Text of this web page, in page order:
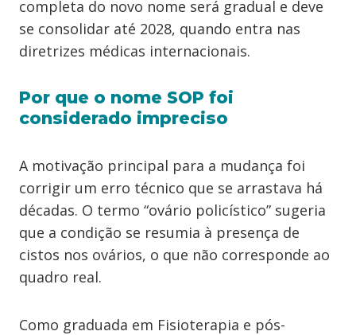
completa do novo nome será gradual e deve
se consolidar até 2028, quando entra nas
diretrizes médicas internacionais.
Por que o nome SOP foi
considerado impreciso
A motivação principal para a mudança foi
corrigir um erro técnico que se arrastava há
décadas. O termo “ovário policístico” sugeria
que a condição se resumia à presença de
cistos nos ovários, o que não corresponde ao
quadro real.
Como graduada em Fisioterapia e pós-